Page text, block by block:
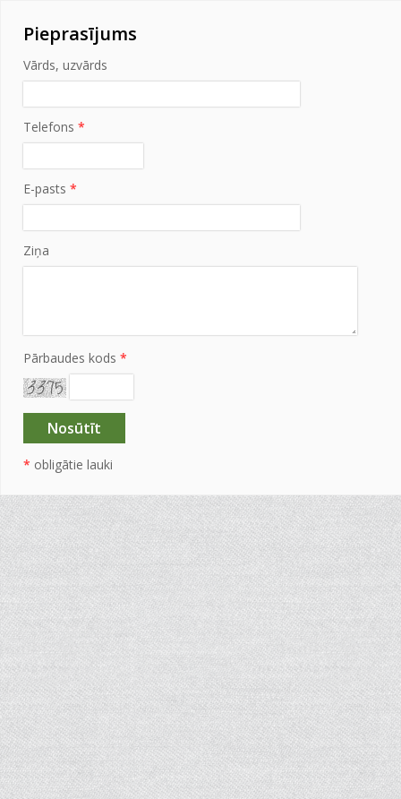
Pieprasījums
Vārds, uzvārds
Telefons *
E-pasts *
Ziņa
Pārbaudes kods *
* obligātie lauki